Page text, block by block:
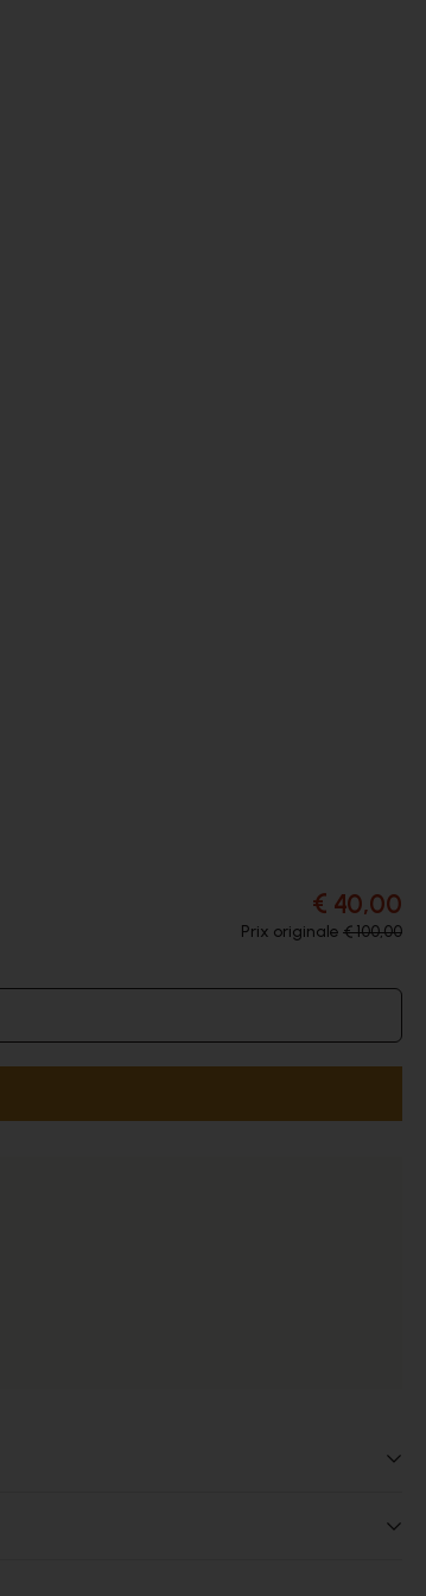
€ 40,00
Prix originale € 100,00